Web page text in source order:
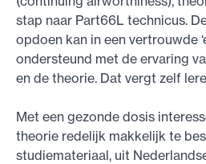
stap naar Part66L technicus.
opdoen kan in een vertrouwde
ondersteund met de ervaring
en de theorie. Dat vergt zelf
Met een gezonde dosis
theorie redelijk makkelijk te
studiemateriaal, uit